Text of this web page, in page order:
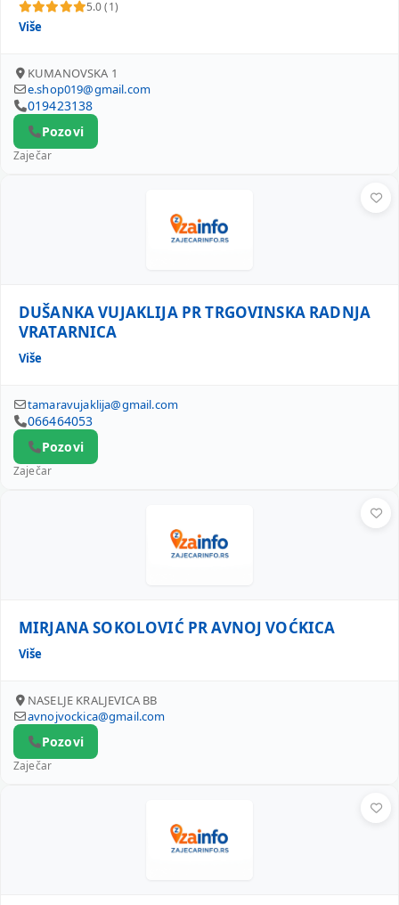
5.0 (1)
Više
KUMANOVSKA 1
e.shop019@gmail.com
019423138
Pozovi
Zaječar
DUŠANKA VUJAKLIJA PR TRGOVINSKA RADNJA
VRATARNICA
Više
tamaravujaklija@gmail.com
066464053
Pozovi
Zaječar
MIRJANA SOKOLOVIĆ PR AVNOJ VOĆKICA
Više
NASELJE KRALJEVICA BB
avnojvockica@gmail.com
Pozovi
Zaječar